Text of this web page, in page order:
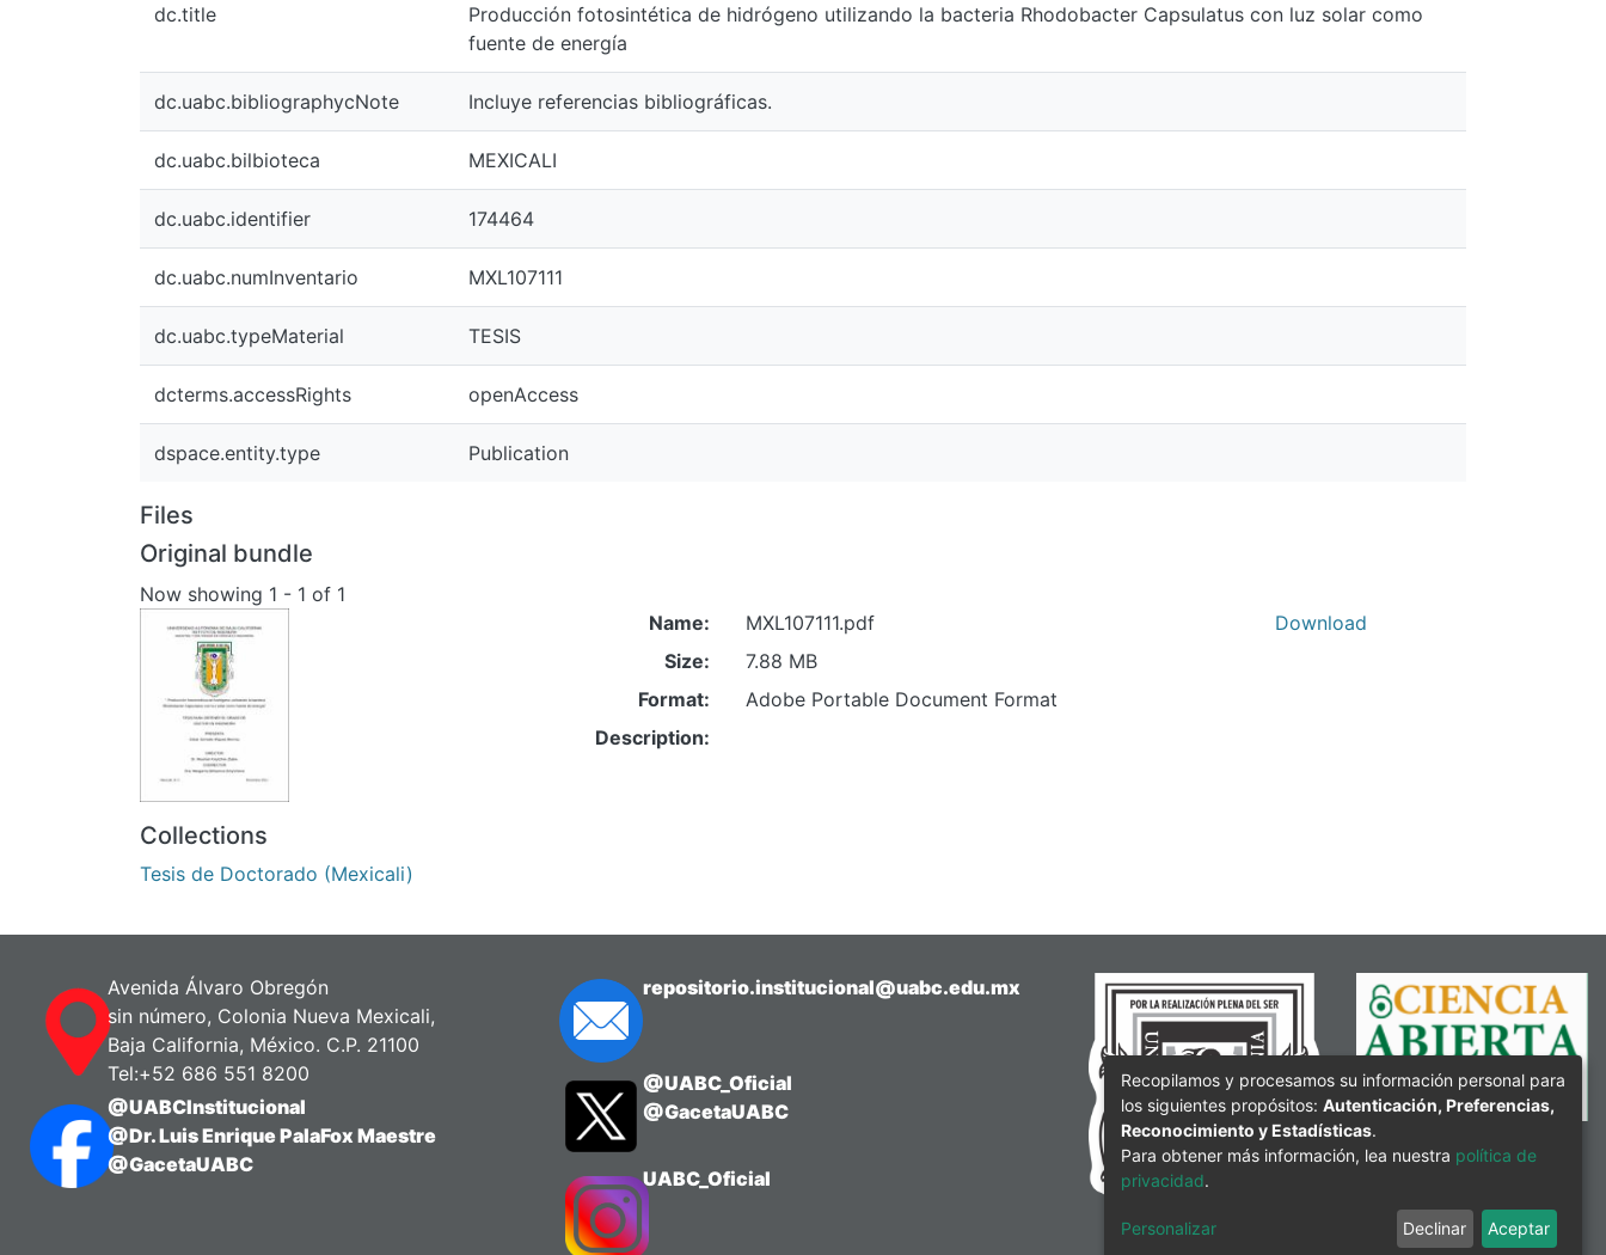
dc.title
Producción fotosintética de hidrógeno utilizando la bacteria Rhodobacter Capsulatus con luz solar como
fuente de energía
dc.uabc.bibliographycNote Incluye referencias bibliográficas.
dc.uabc.bilbioteca MEXICALI
dc.uabc.identifier 174464
dc.uabc.numInventario MXL107111
dc.uabc.typeMaterial TESIS
dcterms.accessRights openAccess
dspace.entity.type Publication
Files
Original bundle
Now showing 1 - 1 of 1
Name:
MXL107111.pdf
Size:
7.88 MB
Format:
Adobe Portable Document Format
Description:
Download
Collections
Tesis de Doctorado (Mexicali)
Avenida Álvaro Obregón
sin número, Colonia Nueva Mexicali,
Baja California, México. C.P. 21100
Tel:+52 686 551 8200
@UABCInstitucional
@Dr. Luis Enrique PalaFox Maestre
@GacetaUABC
repositorio.institucional@uabc.edu.mx
@UABC_Oficial
@GacetaUABC
UABC_Oficial
Recopilamos y procesamos su información personal para
los siguientes propósitos: Autenticación, Preferencias,
Reconocimiento y Estadísticas.
Para obtener más información, lea nuestra política de
privacidad.
Personalizar Declinar Aceptar